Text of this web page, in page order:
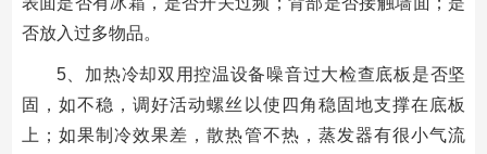
否放入过多物品。
5、加热冷却双用控温设备噪音过大检查底板是否坚
固，如不稳，调好活动螺丝以使四角稳固地支撑在底板
上；如果制冷效果差，散热管不热，蒸发器有很小气流